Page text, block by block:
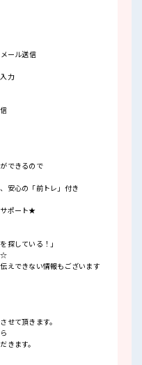
ール送信
力
できるので
安心の「前トレ」付き
ポート★
探している！」
☆
えできない情報もございます
せて頂きます。
きます。